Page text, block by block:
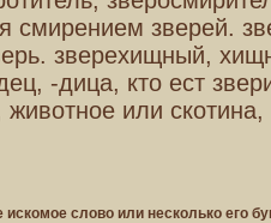
смирением зверей.
зверехищный,
-дица, кто ест
или скотина,
искомое слово или несколько его